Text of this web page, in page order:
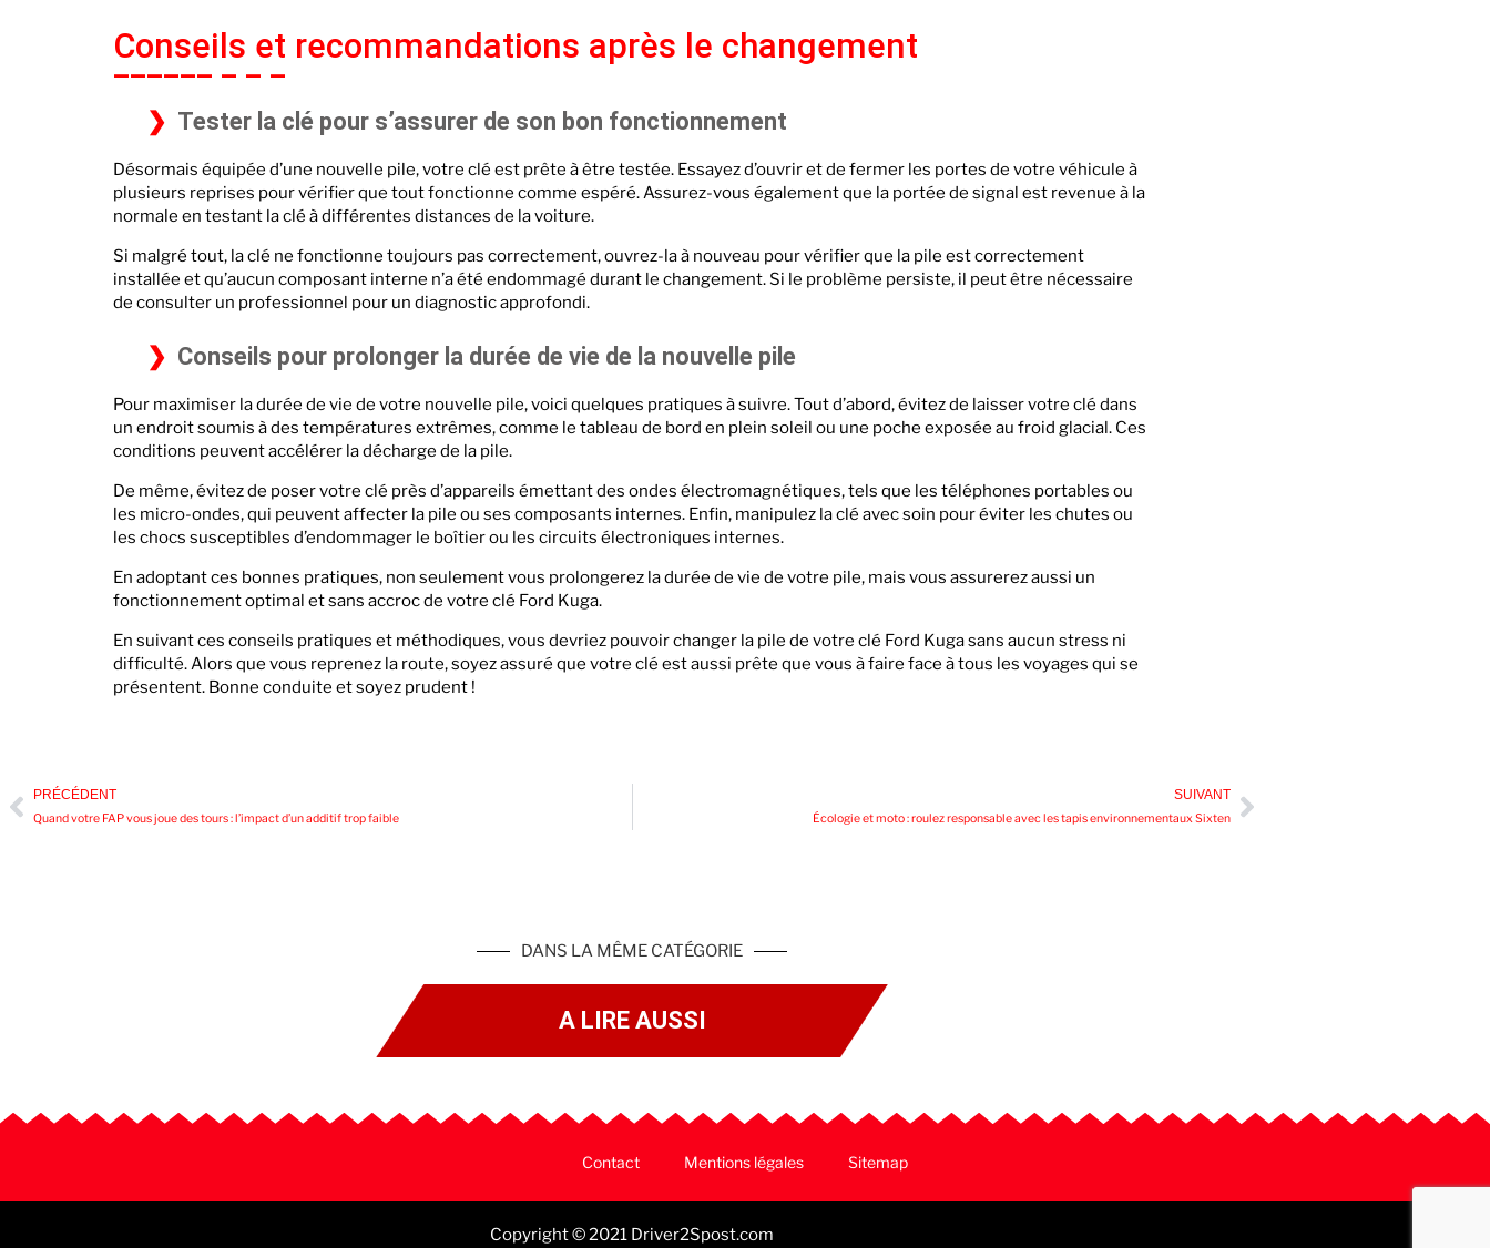
Conseils et recommandations après le changement
Tester la clé pour s’assurer de son bon fonctionnement
Désormais équipée d’une nouvelle pile, votre clé est prête à être testée. Essayez d’ouvrir et de fermer les portes de votre véhicule à
plusieurs reprises pour vérifier que tout fonctionne comme espéré. Assurez-vous également que la portée de signal est revenue à la
normale en testant la clé à différentes distances de la voiture.
Si malgré tout, la clé ne fonctionne toujours pas correctement, ouvrez-la à nouveau pour vérifier que la pile est correctement
installée et qu’aucun composant interne n’a été endommagé durant le changement. Si le problème persiste, il peut être nécessaire
de consulter un professionnel pour un diagnostic approfondi.
Conseils pour prolonger la durée de vie de la nouvelle pile
Pour maximiser la durée de vie de votre nouvelle pile, voici quelques pratiques à suivre. Tout d’abord, évitez de laisser votre clé dans
un endroit soumis à des températures extrêmes, comme le tableau de bord en plein soleil ou une poche exposée au froid glacial. Ces
conditions peuvent accélérer la décharge de la pile.
De même, évitez de poser votre clé près d’appareils émettant des ondes électromagnétiques, tels que les téléphones portables ou
les micro-ondes, qui peuvent affecter la pile ou ses composants internes. Enfin, manipulez la clé avec soin pour éviter les chutes ou
les chocs susceptibles d’endommager le boîtier ou les circuits électroniques internes.
En adoptant ces bonnes pratiques, non seulement vous prolongerez la durée de vie de votre pile, mais vous assurerez aussi un
fonctionnement optimal et sans accroc de votre clé Ford Kuga.
En suivant ces conseils pratiques et méthodiques, vous devriez pouvoir changer la pile de votre clé Ford Kuga sans aucun stress ni
difficulté. Alors que vous reprenez la route, soyez assuré que votre clé est aussi prête que vous à faire face à tous les voyages qui se
présentent. Bonne conduite et soyez prudent !
PRÉCÉDENT
Quand votre FAP vous joue des tours : l’impact d’un additif trop faible
SUIVANT
Écologie et moto : roulez responsable avec les tapis environnementaux Sixten
DANS LA MÊME CATÉGORIE
A LIRE AUSSI
Contact Mentions légales Sitemap
Copyright © 2021 Driver2Spost.com